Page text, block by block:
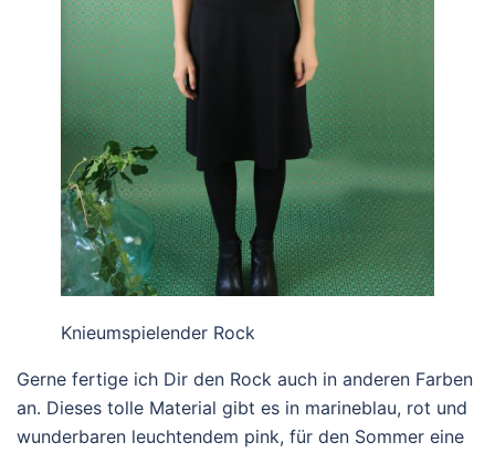
Knieumspielender Rock
Gerne fertige ich Dir den Rock auch in anderen Farben
an. Dieses tolle Material gibt es in marineblau, rot und
wunderbaren leuchtendem pink, für den Sommer eine